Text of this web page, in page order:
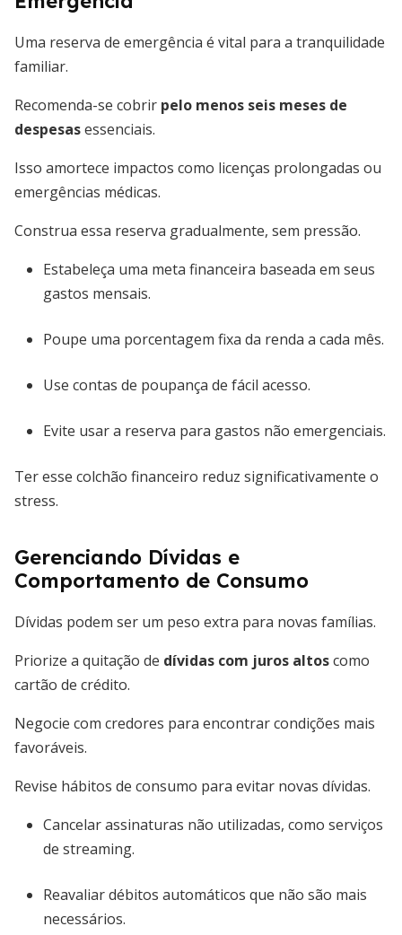
Uma reserva de emergência é vital para a tranquilidade
familiar.
Recomenda-se cobrir pelo menos seis meses de
despesasessenciais.
Isso amortece impactos como licenças prolongadas ou
emergências médicas.
Construa essa reserva gradualmente, sem pressão.
Estabeleça uma meta financeira baseada em seus
gastos mensais.
Poupe uma porcentagem fixa da renda a cada mês.
Use contas de poupança de fácil acesso.
Evite usar a reserva para gastos não emergenciais.
Ter esse colchão financeiro reduz significativamente o
stress.
Gerenciando Dívidas e
Comportamento de Consumo
Dívidas podem ser um peso extra para novas famílias.
Priorize a quitação de dívidas com juros altoscomo
cartão de crédito.
Negocie com credores para encontrar condições mais
favoráveis.
Revise hábitos de consumo para evitar novas dívidas.
Cancelar assinaturas não utilizadas, como serviços
de streaming.
Reavaliar débitos automáticos que não são mais
necessários.